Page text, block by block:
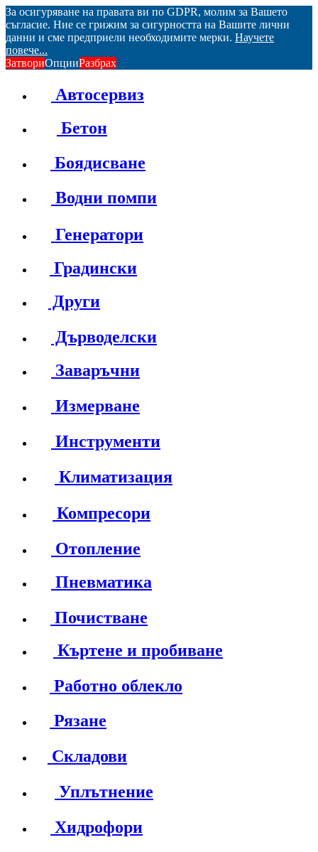
За осигуряване на правата ви по GDPR, молим за Вашето
съгласие. Ние се грижим за сигурността на Вашите лични
данни и сме предприели необходимите мерки. Научете
повече...
ЗатвориОпцииРазбрах
Автосервиз
Бетон
Боядисване
Водни помпи
Генератори
Градински
Други
Дърводелски
Заваръчни
Измерване
Инструменти
Климатизация
Компресори
Отопление
Пневматика
Почистване
Къртене и пробиване
Работно облекло
Рязане
Складови
Уплътнение
Хидрофори